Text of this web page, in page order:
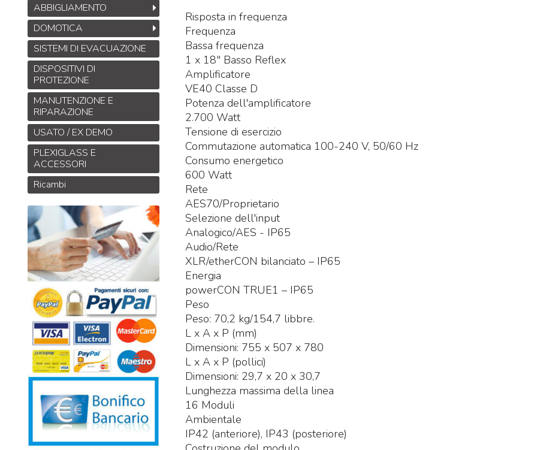
Risposta in frequenza
Frequenza
Bassa frequenza
1 x 18" Basso Reflex
Amplificatore
VE40 Classe D
Potenza dell'amplificatore
2.700 Watt
Tensione di esercizio
Commutazione automatica 100-240 V, 50/60 Hz
Consumo energetico
600 Watt
Rete
AES70/Proprietario
Selezione dell'input
Analogico/AES - IP65
Audio/Rete
XLR/etherCON bilanciato – IP65
Energia
powerCON TRUE1 – IP65
Peso
Peso: 70,2 kg/154,7 libbre.
L x A x P (mm)
Dimensioni: 755 x 507 x 780
L x A x P (pollici)
Dimensioni: 29,7 x 20 x 30,7
Lunghezza massima della linea
16 Moduli
Ambientale
IP42 (anteriore), IP43 (posteriore)
ABBIGLIAMENTO
DOMOTICA
SISTEMI DI EVACUAZIONE
DISPOSITIVI DI
PROTEZIONE
MANUTENZIONE E
RIPARAZIONE
USATO / EX DEMO
PLEXIGLASS E
ACCESSORI
Ricambi